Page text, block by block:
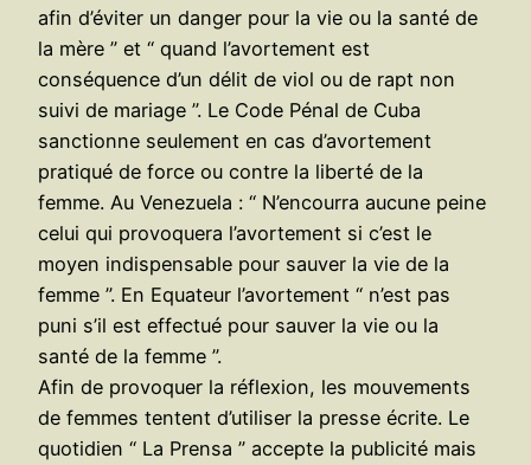
afin d’éviter un danger pour la vie ou la santé de
la mère ” et “ quand l’avortement est
conséquence d’un délit de viol ou de rapt non
suivi de mariage ”. Le Code Pénal de Cuba
sanctionne seulement en cas d’avortement
pratiqué de force ou contre la liberté de la
femme. Au Venezuela : “ N’encourra aucune peine
celui qui provoquera l’avortement si c’est le
moyen indispensable pour sauver la vie de la
femme ”. En Equateur l’avortement “ n’est pas
puni s’il est effectué pour sauver la vie ou la
santé de la femme ”.
Afin de provoquer la réflexion, les mouvements
de femmes tentent d’utiliser la presse écrite. Le
quotidien “ La Prensa ” accepte la publicité mais